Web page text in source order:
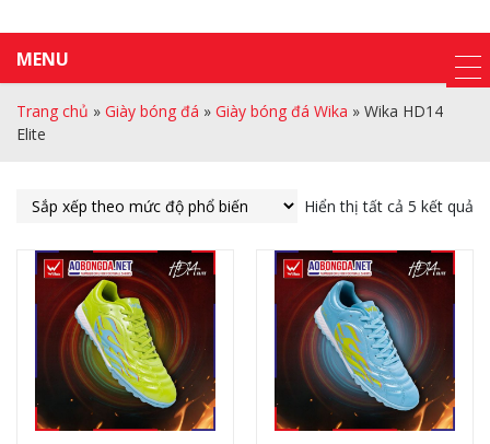
MENU
Trang chủ » Giày bóng đá » Giày bóng đá Wika » Wika HD14
Elite
Hiển thị tất cả 5 kết quả